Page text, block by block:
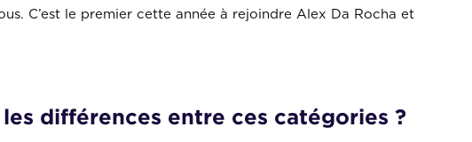
C’est le premier cette année à rejoindre Alex Da Rocha et
différences entre ces catégories ?